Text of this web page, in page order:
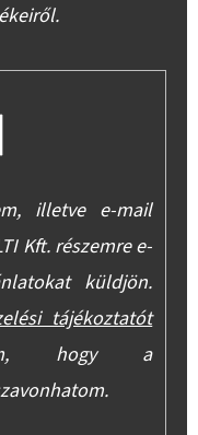
illetve e-mail
Kft. részemre e-
küldjön.
tájékoztatót
hogy a